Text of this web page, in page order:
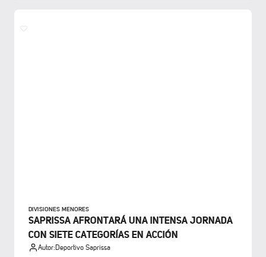
DIVISIONES MENORES
SAPRISSA AFRONTARÁ UNA INTENSA JORNADA
CON SIETE CATEGORÍAS EN ACCIÓN
Autor:Deportivo Saprissa